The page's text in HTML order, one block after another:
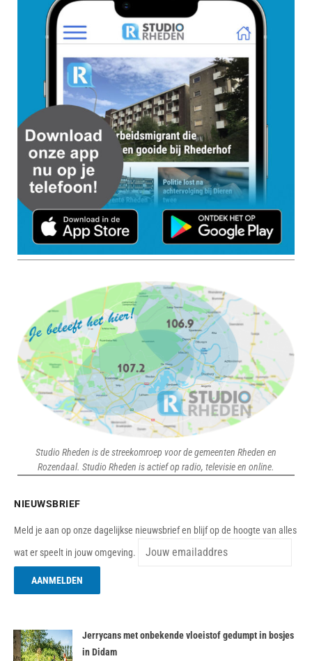
Studio Rheden is de streekomroep voor de gemeenten Rheden en
Rozendaal. Studio Rheden is actief op radio, televisie en online.
NIEUWSBRIEF
Meld je aan op onze dagelijkse nieuwsbrief en blijf op de hoogte van alles
wat er speelt in jouw omgeving.
Jerrycans met onbekende vloeistof gedumpt in bosjes
in Didam